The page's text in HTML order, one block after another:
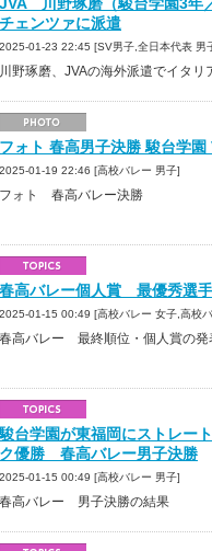
チェンツァに派遣
2025-01-23 22:45 [SV男子,全日本代表 男
川野琢磨、JVAの海外派遣でイタ
フォト 春高男子決勝 駿台学
2025-01-19 22:46 [高校バレー 男子]
フォト 春高バレー決勝
春高バレー個人賞 最優秀選手
2025-01-15 00:49 [高校バレー 女子,高校
春高バレー 最終順位・個人賞の発
駿台学園が東福岡にストレー
ク優勝 春高バレー男子決勝
2025-01-15 00:49 [高校バレー 男子]
春高バレー 男子決勝の結果